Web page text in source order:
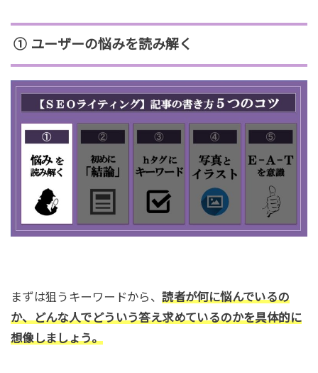
① ユーザーの悩みを読み解く
まずは狙うキーワードから、読者が何に悩んでいるの
か、どんな人でどういう答え求めているのかを具体的に
想像しましょう。